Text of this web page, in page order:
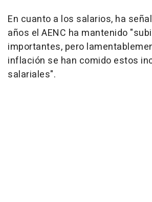
En cuanto a los salarios, ha
años el AENC ha mantenido
importantes, pero
inflación se han comido estos
salariales".